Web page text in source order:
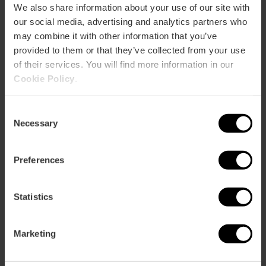
We also share information about your use of our site with
our social media, advertising and analytics partners who
may combine it with other information that you’ve
provided to them or that they’ve collected from your use
of their services. You will find more information in our
Cookie Policy
Selection
Necessary
Preferences
Statistics
Marketing
VISITANTES
C/Jorge Juan 19